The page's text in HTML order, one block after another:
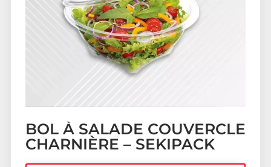
BOL À SALADE COUVERCLE
CHARNIÈRE – SEKIPACK